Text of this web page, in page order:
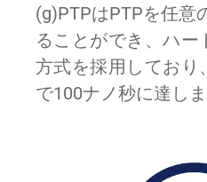
(g)PTPはPTPを任意
ることができ、ハー
方式を採用しており
で100ナノ秒に達しま